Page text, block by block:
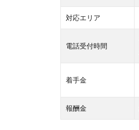
対応エリア
電話受付時間
着手金
報酬金